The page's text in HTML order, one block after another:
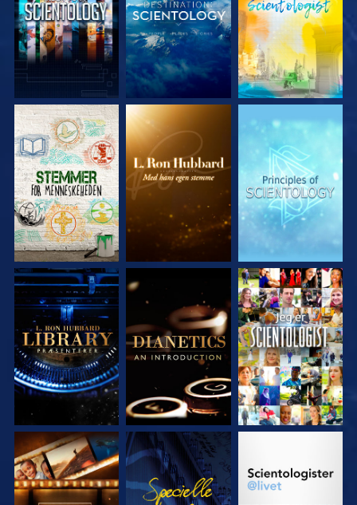
UDFORSK SERIEN UDFORSK SERIEN UDFORSK SERIEN
UDFORSK SERIEN UDFORSK SERIEN SE
UDFORSK SERIEN SE UDFORSK SERIEN